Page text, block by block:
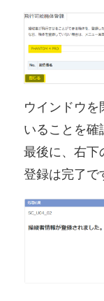
ウインドウを
いることを確
最後に、右下
登録は完了で